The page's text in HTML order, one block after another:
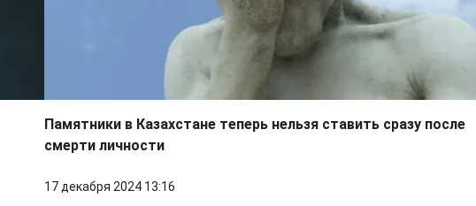
Памятники в Казахстане теперь нельзя ставить сразу после
смерти личности
17 декабря 2024 13:16